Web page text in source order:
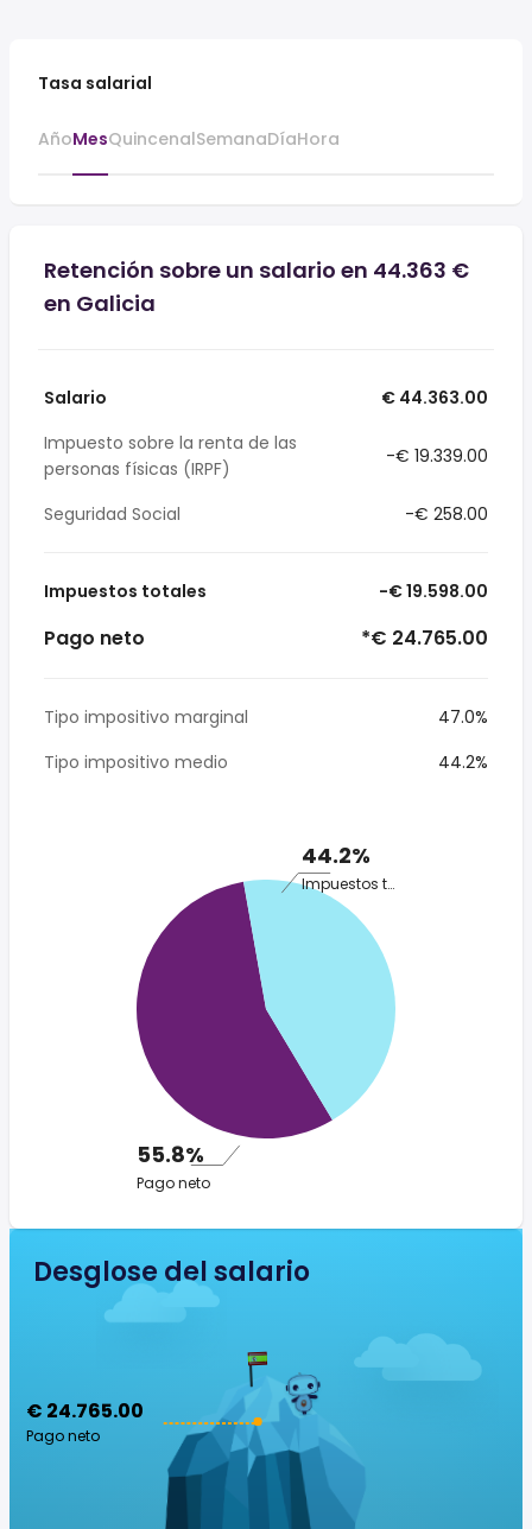
Tasa salarial
AñoMesQuincenalSemanaDíaHora
Retención sobre un salario en 44.363 €
en Galicia
Salario
€ 44.363.00
Impuesto sobre la renta de las
personas físicas (IRPF)
-€ 19.339.00
Seguridad Social -€ 258.00
Impuestos totales -€ 19.598.00
Pago neto *€ 24.765.00
Tipo impositivo marginal
47.0%
Tipo impositivo medio
44.2%
44.2%
Impuestos totales
55.8%
Pago neto
Desglose del salario
€ 24.765.00
Pago neto